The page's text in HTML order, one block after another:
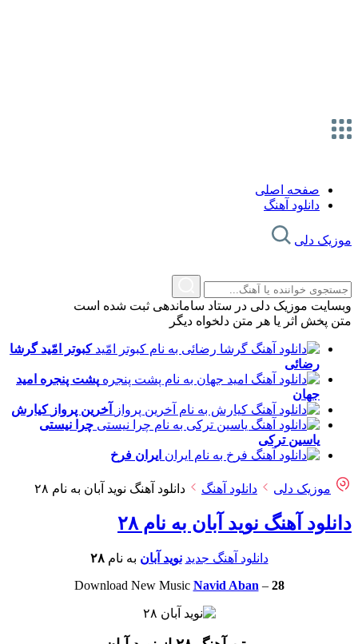
صفحه اصلی
دانلود آهنگ
موزیک دلی
وبسایت موزیک دلی در ستاد ساماندهی ثبت شده است
متن پخش اثر یا هر متن دلخواه دیگر
کبوتر امّید گرشا
رضائی
پشت پنجره امید
جهان
آخرین پرواز کیارش
چرا نیستی
یاسین ترکی
ایران فرخ
موزیک دلی دانلود آهنگ دانلود آهنگ نوید آبان به نام ۲۸
دانلود آهنگ نوید آبان به نام ۲۸
دانلود آهنگ جدید نوید آبان به نام۲۸
Download New Music Navid Aban – 28